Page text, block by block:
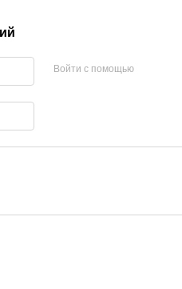
Войти с помощью